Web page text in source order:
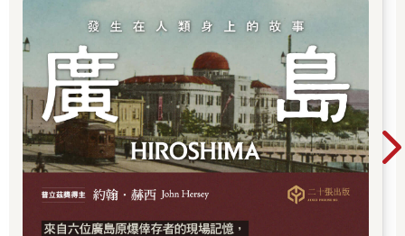
在新資訊科技與外部獨裁政權攻擊下的異化，正如同資本主義對
人性的異化一般，並不會根本摧毀言論自由（與人性）的價值，
而是一記警鐘，提醒我們：台灣與台灣人之獨立自主所繫的言論
自由，現在受到了侵襲、弱化，我們必須警覺到這個事實，並且
起而採取行動，以保護、修復受到傷害的言論自由，阻止民主的
持續倒退，否則我們將會失去我們的獨立。
然而要如何修復、重建我們的言論自由，使它變得更強大，更能
把台灣人團結在一起？政府在政策、法律面當然有許多該做的事
情，以增強台灣民主體制防禦認知作戰與防止網路濫用自由的能
力與韌性，媒體也應積極進行自律，而公民社會則應推動民主防
衛與公民自省。從個別公民的角度，我們應該要重新省思言論自